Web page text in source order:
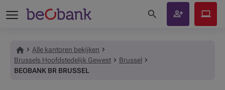
Onthaal
Alle kantoren bekijken
Brussels Hoofdstedelijk Gewest
Brussel
BEOBANK BR BRUSSEL